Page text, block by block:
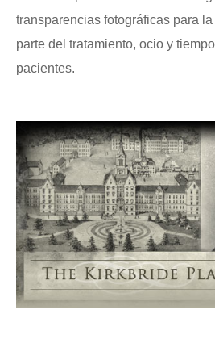
transparencias fotográficas para
parte del tratamiento, ocio y
pacientes.